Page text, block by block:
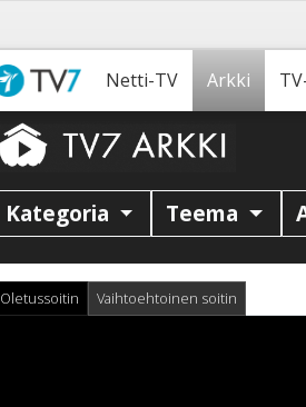
Netti-TV Arkki
Kategoria Teema
Oletussoitin Vaihtoehtoinen soitin